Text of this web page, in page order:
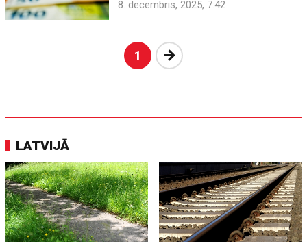
8. decembris, 2025, 7:42
1 Nākošā
LATVIJĀ